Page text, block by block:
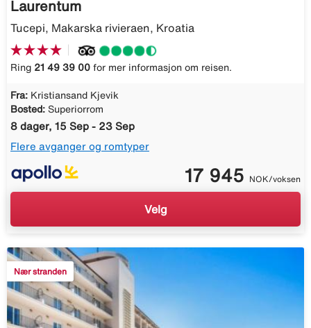
Laurentum
Tucepi, Makarska rivieraen, Kroatia
Ring 21 49 39 00 for mer informasjon om reisen.
Fra: Kristiansand Kjevik
Bosted: Superiorrom
8 dager, 15 Sep - 23 Sep
Flere avganger og romtyper
17 945 NOK/voksen
Velg
Nær stranden